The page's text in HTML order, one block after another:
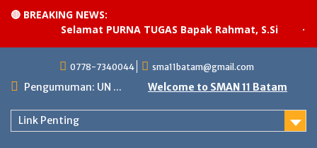
🔴 BREAKING NEWS:
Selamat PURNA TUGAS Bapak Rahmat, S.Si
content
0778-7340044 sma11batam@gmail.com
Pengumuman: UN ... Welcome to SMAN 11 Batam
Link Penting